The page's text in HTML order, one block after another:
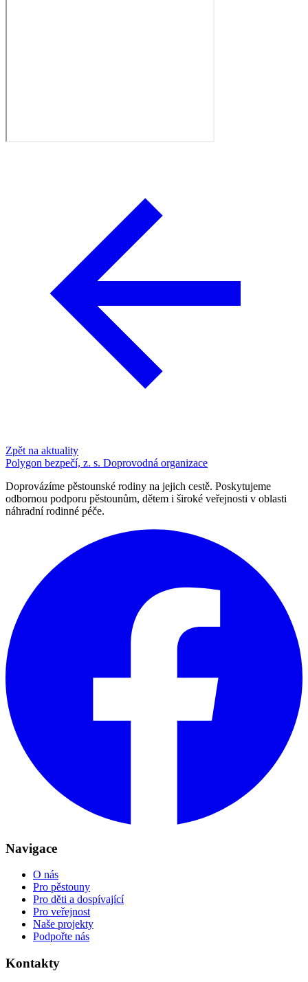
Zpět na aktuality
Polygon bezpečí, z. s. Doprovodná organizace
Doprovázíme pěstounské rodiny na jejich cestě. Poskytujeme
odbornou podporu pěstounům, dětem i široké veřejnosti v oblasti
náhradní rodinné péče.
Navigace
O nás
Pro pěstouny
Pro děti a dospívající
Pro veřejnost
Naše projekty
Podpořte nás
Kontakty